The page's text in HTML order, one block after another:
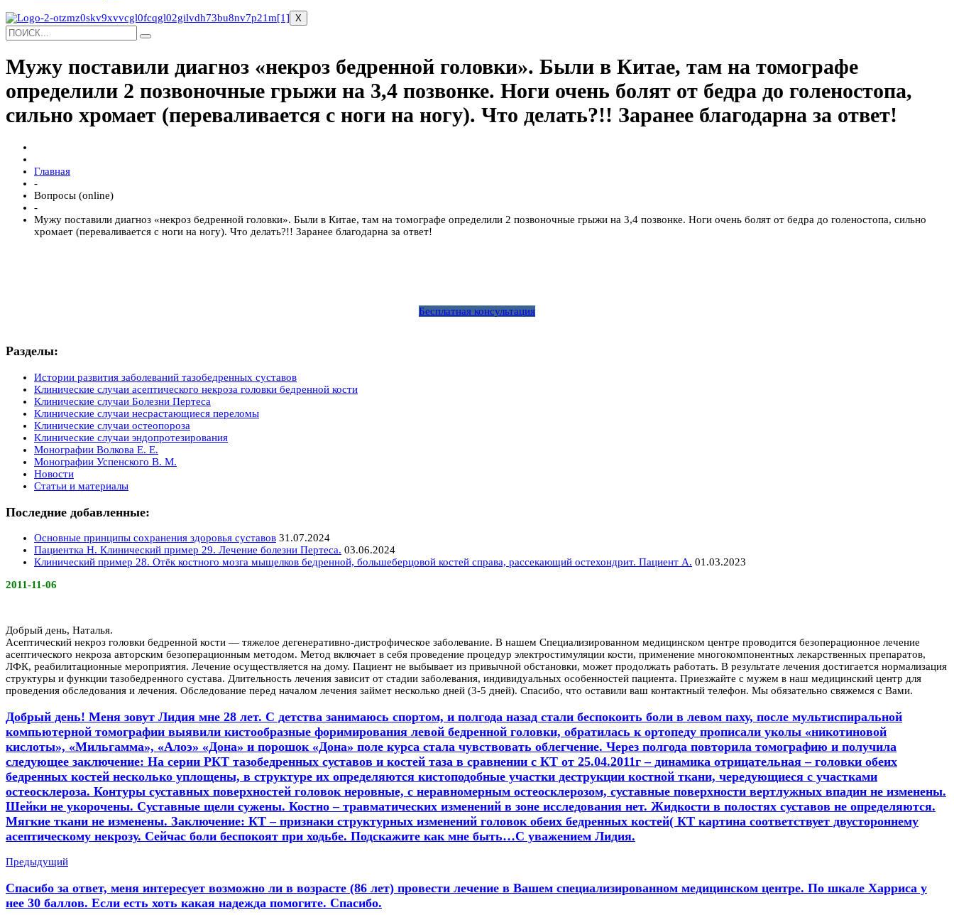
X
Мужу поставили диагноз «некроз бедренной головки». Были в Китае, там на томографе
определили 2 позвоночные грыжи на 3,4 позвонке. Ноги очень болят от бедра до голеностопа,
сильно хромает (переваливается с ноги на ногу). Что делать?!! Заранее благодарна за ответ!
Главная
-
Вопросы (online)
-
Мужу поставили диагноз «некроз бедренной головки». Были в Китае, там на томографе определили 2 позвоночные грыжи на 3,4 позвонке. Ноги очень болят от бедра до голеностопа, сильно
хромает (переваливается с ноги на ногу). Что делать?!! Заранее благодарна за ответ!
Бесплатная консультация
Разделы:
Истории развития заболеваний тазобедренных суставов
Клинические случаи асептического некроза головки бедренной кости
Клинические случаи Болезни Пертеса
Клинические случаи несрастающиеся переломы
Клинические случаи остеопороза
Клинические случаи эндопротезирования
Монографии Волкова Е. Е.
Монографии Успенского В. М.
Новости
Статьи и материалы
Последние добавленные:
Основные принципы сохранения здоровья суставов 31.07.2024
Пациентка Н. Клинический пример 29. Лечение болезни Пертеса. 03.06.2024
Клинический пример 28. Отёк костного мозга мыщелков бедренной, большеберцовой костей справа, рассекающий остехондрит. Пациент А. 01.03.2023
2011-11-06
Добрый день, Наталья.
Асептический некроз головки бедренной кости — тяжелое дегенеративно-дистрофическое заболевание. В нашем Специализированном медицинском центре проводится безоперационное лечение
асептического некроза авторским безоперационным методом. Метод включает в себя проведение процедур электростимуляции кости, применение многокомпонентных лекарственных препаратов,
ЛФК, реабилитационные мероприятия. Лечение осуществляется на дому. Пациент не выбывает из привычной обстановки, может продолжать работать. В результате лечения достигается нормализация
структуры и функции тазобедренного сустава. Длительность лечения зависит от стадии заболевания, индивидуальных особенностей пациента. Приезжайте с мужем в наш медицинский центр для
проведения обследования и лечения. Обследование перед началом лечения займет несколько дней (3-5 дней). Спасибо, что оставили ваш контактный телефон. Мы обязательно свяжемся с Вами.
Добрый день! Меня зовут Лидия мне 28 лет. С детства занимаюсь спортом, и полгода назад стали беспокоить боли в левом паху, после мультиспиральной
компьютерной томографии выявили кистообразные форимирования левой бедренной головки, обратилась к ортопеду прописали уколы «никотиновой
кислоты», «Мильгамма», «Алоэ» «Дона» и порошок «Дона» поле курса стала чувствовать облегчение. Через полгода повторила томографию и получила
следующее заключение: На серии РКТ тазобедренных суставов и костей таза в сравнении с КТ от 25.04.2011г – динамика отрицательная – головки обеих
бедренных костей несколько уплощены, в структуре их определяются кистоподобные участки деструкции костной ткани, чередующиеся с участками
остеосклероза. Контуры суставных поверхностей головок неровные, с неравномерным остеосклерозом, суставные поверхности вертлужных впадин не изменены.
Шейки не укорочены. Суставные щели сужены. Костно – травматических изменений в зоне исследования нет. Жидкости в полостях суставов не определяются.
Мягкие ткани не изменены. Заключение: КТ – признаки структурных изменений головок обеих бедренных костей( КТ картина соответствует двустороннему
асептическому некрозу. Сейчас боли беспокоят при ходьбе. Подскажите как мне быть…С уважением Лидия.
Предыдущий
Спасибо за ответ, меня интересует возможно ли в возрасте (86 лет) провести лечение в Вашем специализированном медицинском центре. По шкале Харриса у
нее 30 баллов. Если есть хоть какая надежда помогите. Спасибо.